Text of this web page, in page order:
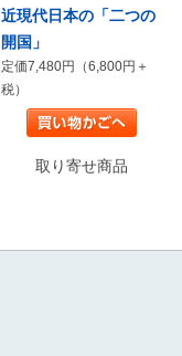
近現代日本の「二つの
開国」
定価7,480円（6,800円＋
税）
取り寄せ商品